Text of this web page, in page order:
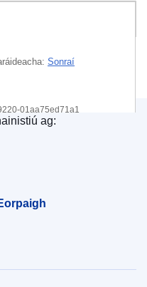
Sonraí
01aa75ed71a1
01aa75ed71a1
Eorpaigh
ag: